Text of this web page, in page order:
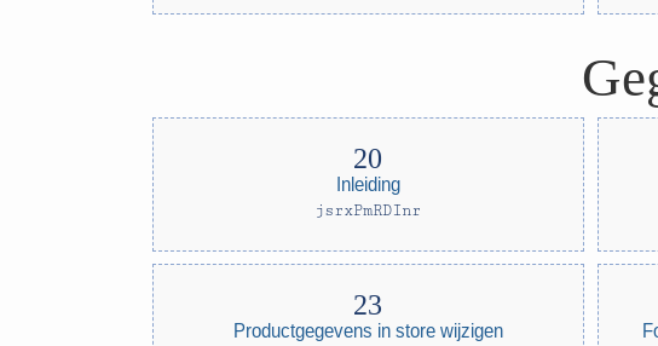
Inleiding
jsrxPmRDInr
Productgegevens in store wijzigen